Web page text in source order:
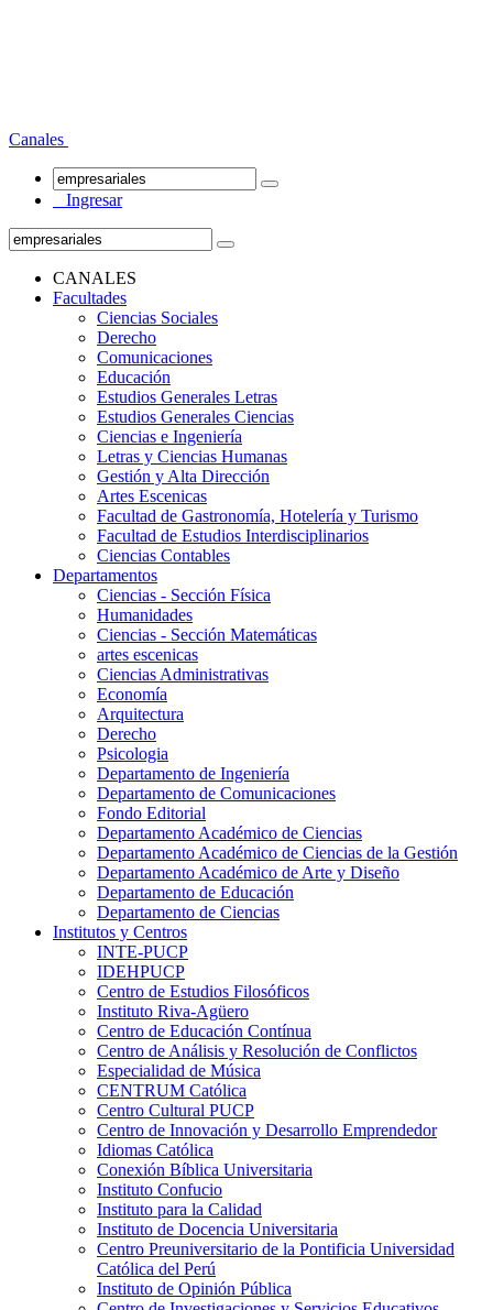
Canales
Ingresar
CANALES
Facultades
Ciencias Sociales
Derecho
Comunicaciones
Educación
Estudios Generales Letras
Estudios Generales Ciencias
Ciencias e Ingeniería
Letras y Ciencias Humanas
Gestión y Alta Dirección
Artes Escenicas
Facultad de Gastronomía, Hotelería y Turismo
Facultad de Estudios Interdisciplinarios
Ciencias Contables
Departamentos
Ciencias - Sección Física
Humanidades
Ciencias - Sección Matemáticas
artes escenicas
Ciencias Administrativas
Economía
Arquitectura
Derecho
Psicologia
Departamento de Ingeniería
Departamento de Comunicaciones
Fondo Editorial
Departamento Académico de Ciencias
Departamento Académico de Ciencias de la Gestión
Departamento Académico de Arte y Diseño
Departamento de Educación
Departamento de Ciencias
Institutos y Centros
INTE-PUCP
IDEHPUCP
Centro de Estudios Filosóficos
Instituto Riva-Agüero
Centro de Educación Contínua
Centro de Análisis y Resolución de Conflictos
Especialidad de Música
CENTRUM Católica
Centro Cultural PUCP
Centro de Innovación y Desarrollo Emprendedor
Idiomas Católica
Conexión Bíblica Universitaria
Instituto Confucio
Instituto para la Calidad
Instituto de Docencia Universitaria
Centro Preuniversitario de la Pontificia Universidad
Católica del Perú
Instituto de Opinión Pública